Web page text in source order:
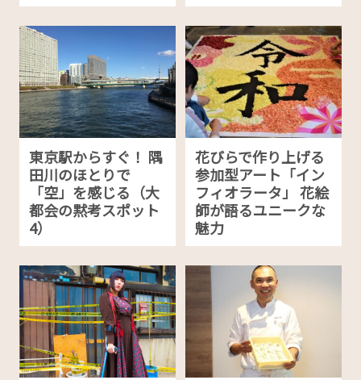
東京駅からすぐ！ 隅
田川のほとりで
「空」を感じる（大
都会の黙考スポット
4）
花びらで作り上げる
参加型アート「イン
フィオラータ」 花絵
師が語るユニークな
魅力